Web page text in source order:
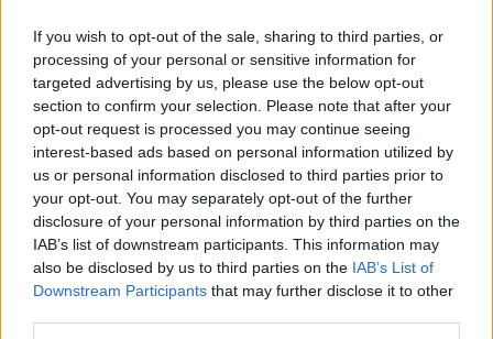
If you wish to opt-out of the sale, sharing to third parties, or
processing of your personal or sensitive information for
targeted advertising by us, please use the below opt-out
section to confirm your selection. Please note that after your
opt-out request is processed you may continue seeing
interest-based ads based on personal information utilized by
us or personal information disclosed to third parties prior to
your opt-out. You may separately opt-out of the further
disclosure of your personal information by third parties on the
IAB’s list of downstream participants. This information may
also be disclosed by us to third parties on the IAB’s List of
Downstream Participants that may further disclose it to other
ΚΑΙΡΌΣ
Καιρός: Έρχεται νέα θερμή εισβολή – Πού και πότε θα
«χτυπήσει» 40άρια (video)
ΑΝΑΡΤΗΘΗΚΕ ΑΠΟΆΛΚΗΣΤΗ ΓΑΤΟΠΟΎΛΟΥ 26 ΙΟΥΛΊΟΥ 2026